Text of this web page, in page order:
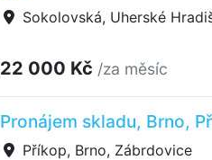
Sokolovská, Uherské
22 000 Kč /za měsíc
Pronájem skladu, Brno,
Příkop, Brno, Zábrdovice